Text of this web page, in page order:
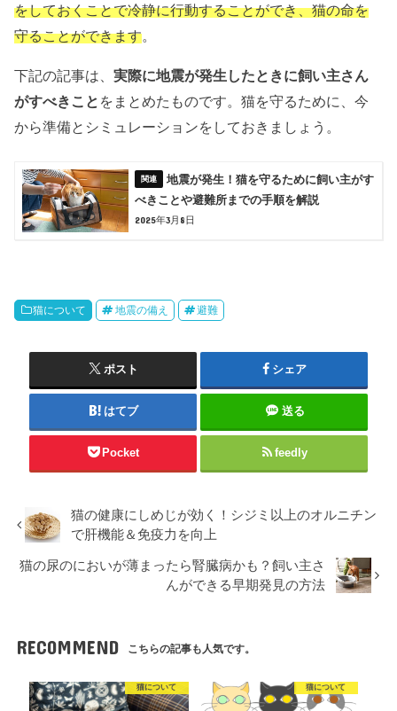
をしておくことで冷静に行動することができ、猫の命を
守ることができます。
下記の記事は、実際に地震が発生したときに飼い主さん
がすべきこと をまとめたものです。猫を守るために、今
から準備とシミュレーションをしておきましょう。
地震が発生！猫を守るために飼い主がす
べきことや避難所までの手順を解説
2025年3月8日
猫について 地震の備え 避難
ポスト シェア
はてブ 送る
Pocket feedly
猫の健康にしめじが効く！シジミ以上のオルニチン
で肝機能＆免疫力を向上
猫の尿のにおいが薄まったら腎臓病かも？飼い主さ
んができる早期発見の方法
RECOMMEND こちらの記事も人気です。
猫について 猫について